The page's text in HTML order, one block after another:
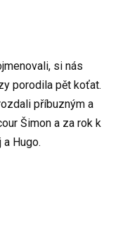
si nás
porodila pět koťat.
příbuzným a
Šimon a za rok k
Hugo.